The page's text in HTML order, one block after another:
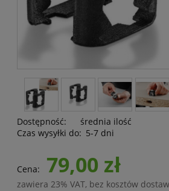
Dostępność:
średnia ilość
Czas wysyłki do: 5-7 dni
Cena: 79,00 zł
zawiera 23% VAT, bez kosztów